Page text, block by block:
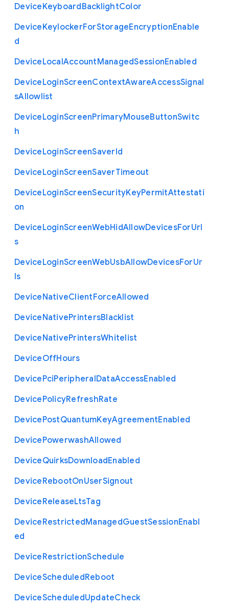
DeviceKeyboardBacklightColor
DeviceKeylockerForStorageEncryptionEnable
d
DeviceLocalAccountManagedSessionEnabled
DeviceLoginScreenContextAwareAccessSignal
sAllowlist
DeviceLoginScreenPrimaryMouseButtonSwitc
h
DeviceLoginScreenSaverId
DeviceLoginScreenSaverTimeout
DeviceLoginScreenSecurityKeyPermitAttestati
on
DeviceLoginScreenWebHidAllowDevicesForUrl
s
DeviceLoginScreenWebUsbAllowDevicesForUr
ls
DeviceNativeClientForceAllowed
DeviceNativePrintersBlacklist
DeviceNativePrintersWhitelist
DeviceOffHours
DevicePciPeripheralDataAccessEnabled
DevicePolicyRefreshRate
DevicePostQuantumKeyAgreementEnabled
DevicePowerwashAllowed
DeviceQuirksDownloadEnabled
DeviceRebootOnUserSignout
DeviceReleaseLtsTag
DeviceRestrictedManagedGuestSessionEnabl
ed
DeviceRestrictionSchedule
DeviceScheduledReboot
DeviceScheduledUpdateCheck